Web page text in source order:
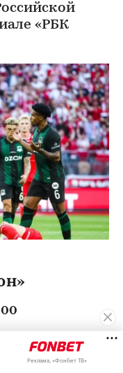
«РБК
Реклама, «Фонбет ТВ»